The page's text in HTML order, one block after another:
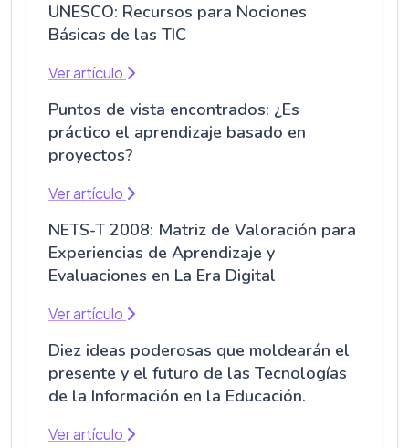
UNESCO: Recursos para Nociones
Básicas de las TIC
Ver artículo
Puntos de vista encontrados: ¿Es
práctico el aprendizaje basado en
proyectos?
Ver artículo
NETS-T 2008: Matriz de Valoración para
Experiencias de Aprendizaje y
Evaluaciones en La Era Digital
Ver artículo
Diez ideas poderosas que moldearán el
presente y el futuro de las Tecnologías
de la Información en la Educación.
Ver artículo